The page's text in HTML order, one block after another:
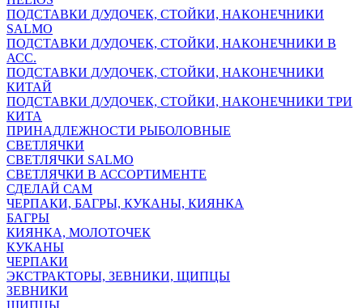
ПОДСТАВКИ Д/УДОЧЕК, СТОЙКИ, НАКОНЕЧНИКИ
SALMO
ПОДСТАВКИ Д/УДОЧЕК, СТОЙКИ, НАКОНЕЧНИКИ В
АСС.
ПОДСТАВКИ Д/УДОЧЕК, СТОЙКИ, НАКОНЕЧНИКИ
КИТАЙ
ПОДСТАВКИ Д/УДОЧЕК, СТОЙКИ, НАКОНЕЧНИКИ ТРИ
КИТА
ПРИНАДЛЕЖНОСТИ РЫБОЛОВНЫЕ
СВЕТЛЯЧКИ
СВЕТЛЯЧКИ SALMO
СВЕТЛЯЧКИ В АССОРТИМЕНТЕ
СДЕЛАЙ САМ
ЧЕРПАКИ, БАГРЫ, КУКАНЫ, КИЯНКА
БАГРЫ
КИЯНКА, МОЛОТОЧЕК
КУКАНЫ
ЧЕРПАКИ
ЭКСТРАКТОРЫ, ЗЕВНИКИ, ЩИПЦЫ
ЗЕВНИКИ
ЩИПЦЫ